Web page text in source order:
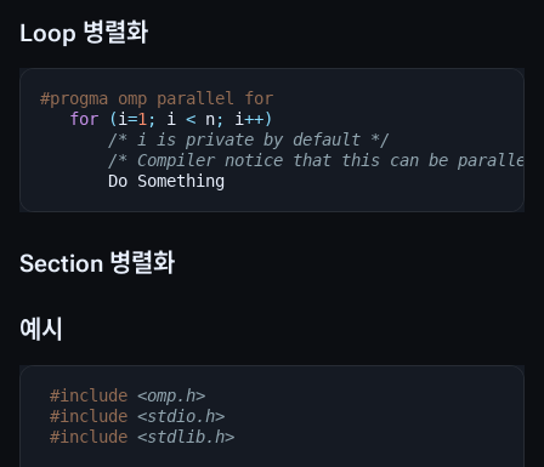
Loop 병렬화
#progma omp parallel for
for
(i=1 ; i < n; i++)
/* i is private by default */
/* Compiler notice that this can be
Do Something
Section 병렬화
예시
#include <omp.h>
#include <stdio.h>
#include <stdlib.h>